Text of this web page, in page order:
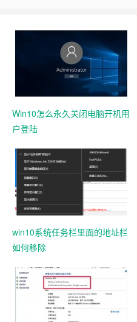
Win10怎么永久关闭电脑开机用
户登陆
win10系统任务栏里面的地址栏
如何移除